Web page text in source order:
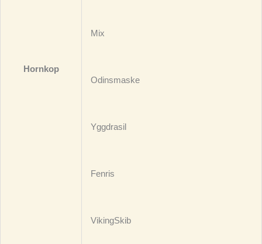
Hornkop
Mix
Odinsmaske
Yggdrasil
Fenris
VikingSkib